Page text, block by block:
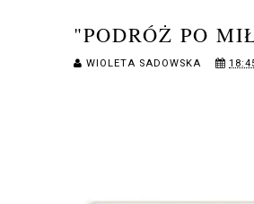
"PODRÓŻ PO
WIOLETA SADOWSKA